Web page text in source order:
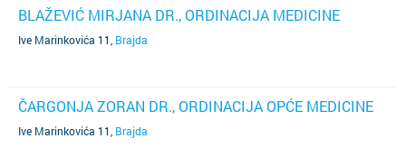
BLAŽEVIĆ MIRJANA DR., ORDINACIJA MEDICINE
Ive Marinkovića 11 Brajda
ČARGONJA ZORAN DR., ORDINACIJA OPĆE MEDICINE
Ive Marinkovića 11 Brajda